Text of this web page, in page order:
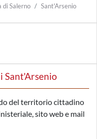
di Salerno
Sant'Arsenio
Sant'Arsenio
del territorio cittadino
sito web e mail